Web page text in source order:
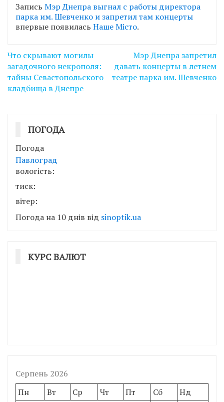
Запись Мэр Днепра выгнал с работы директора
парка им. Шевченко и запретил там концерты
впервые появилась Наше Місто.
Навігація
записів
Что скрывают могилы
загадочного некрополя:
тайны Севастопольского
кладбища в Днепре
Мэр Днепра запретил
давать концерты в летнем
театре парка им. Шевченко
ПОГОДА
Погода
Павлоград
вологість:
тиск:
вітер:
Погода на 10 днів від sinoptik.ua
КУРС ВАЛЮТ
Серпень 2026
Пн
Вт Ср Чт Пт Сб
Нд